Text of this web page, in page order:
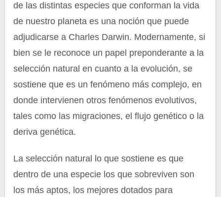
de las distintas especies que conforman la vida
de nuestro planeta es una noción que puede
adjudicarse a Charles Darwin. Modernamente, si
bien se le reconoce un papel preponderante a la
selección natural en cuanto a la evolución, se
sostiene que es un fenómeno más complejo, en
donde intervienen otros fenómenos evolutivos,
tales como las migraciones, el flujo genético o la
deriva genética.
La selección natural lo que sostiene es que
dentro de una especie los que sobreviven son
los más aptos, los mejores dotados para